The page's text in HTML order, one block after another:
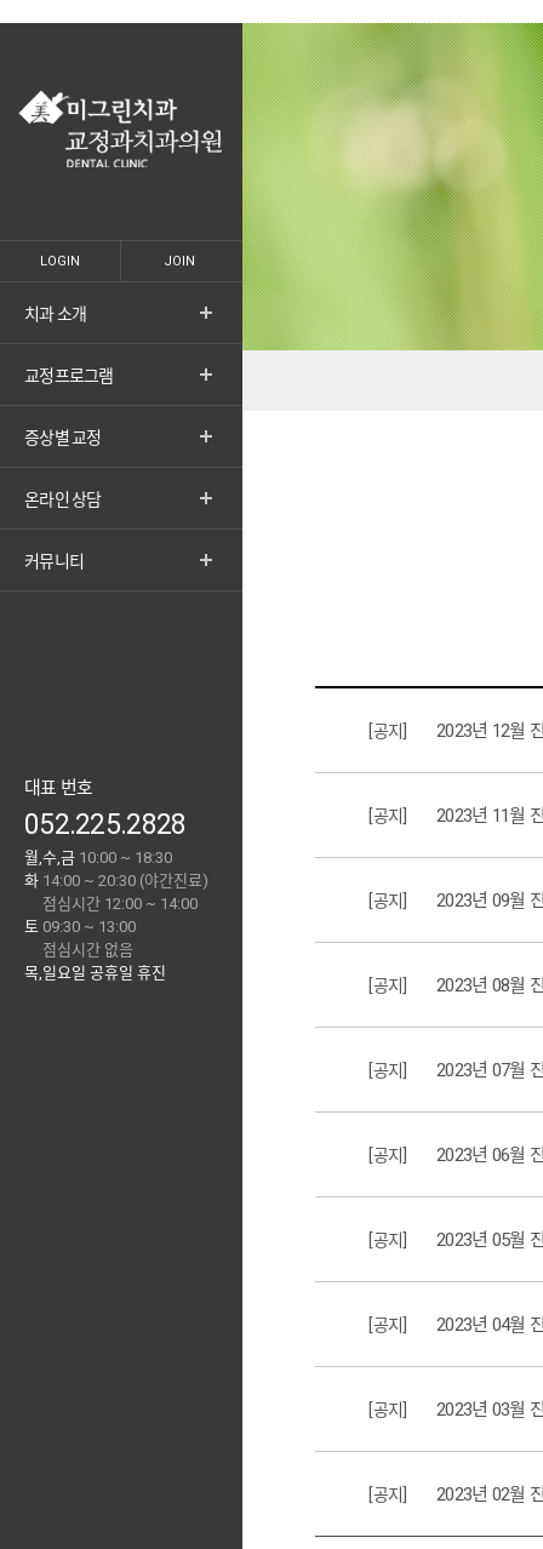
LOGIN JOIN
치과 소개
교정프로그램
증상별 교정
온라인 상담
커뮤니티
대표 번호
052.225.2828
월,수,금 10:00 ~ 18:30
화 14:00 ~ 20:30 (야간진료)
점심시간 12:00 ~ 14:00
토 09:30 ~ 13:00
점심시간 없음
목,일요일 공휴일 휴진
[공지] 2023년 12월
[공지] 2023년 11월
[공지] 2023년 09월
[공지] 2023년 08월
[공지] 2023년 07월
[공지] 2023년 06월
[공지] 2023년 05월
[공지] 2023년 04월
[공지] 2023년 03월
[공지] 2023년 02월